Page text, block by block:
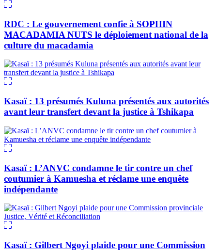
RDC : Le gouvernement confie à SOPHIN
MACADAMIA NUTS le déploiement national de la
culture du macadamia
Kasaï : 13 présumés Kuluna présentés aux autorités
avant leur transfert devant la justice à Tshikapa
Kasaï : L’ANVC condamne le tir contre un chef
coutumier à Kamuesha et réclame une enquête
indépendante
Kasaï : Gilbert Ngoyi plaide pour une Commission